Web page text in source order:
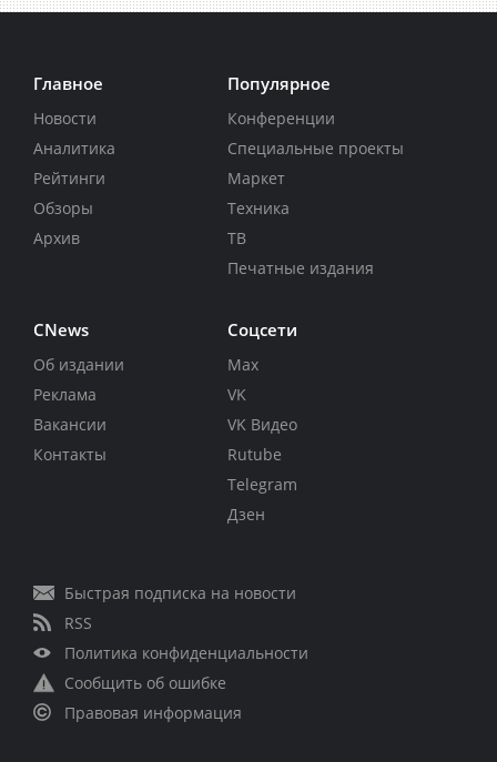
Главное
Новости
Аналитика
Рейтинги
Обзоры
Архив
Популярное
Конференции
Специальные проекты
Маркет
Техника
ТВ
Печатные издания
CNews
Об издании
Реклама
Вакансии
Контакты
Соцсети
Max
VK
VK Видео
Rutube
Telegram
Дзен
Быстрая подписка на новости
RSS
Политика конфиденциальности
Сообщить об ошибке
Правовая информация